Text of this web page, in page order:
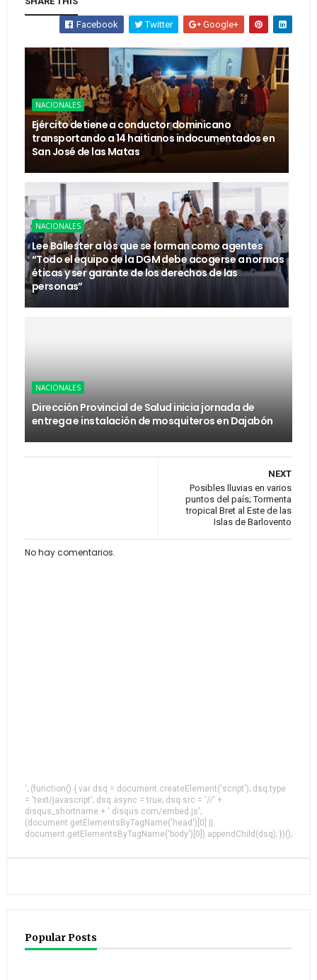
Facebook Twitter Google+
NACIONALES
Ejército detiene a conductor dominicano
transportando a 14 haitianos indocumentados en
San José de las Matas
NACIONALES
Lee Ballester a los que se forman como agentes
“Todo el equipo de la DGM debe acogerse a normas
éticas y ser garante de los derechos de las
personas”
NACIONALES
Dirección Provincial de Salud inicia jornada de
entrega e instalación de mosquiteros en Dajabón
NEXT
Posibles lluvias en varios
puntos del país; Tormenta
tropical Bret al Este de las
Islas de Barlovento
No hay comentarios.
'; (function() { var dsq = document.createElement('script'); dsq.type
= 'text/javascript'; dsq.async = true; dsq.src = '//' +
disqus_shortname + '.disqus.com/embed.js';
(document.getElementsByTagName('head')[0] ||
document.getElementsByTagName('body')[0]).appendChild(dsq); })();
Popular Posts